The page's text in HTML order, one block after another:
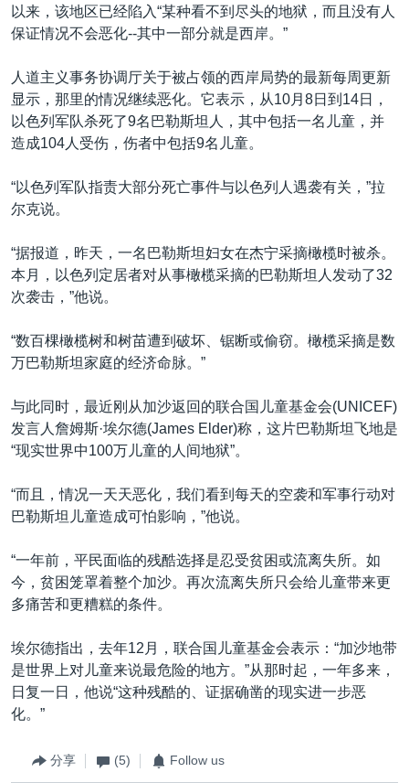
以来，该地区已经陷入“某种看不到尽头的地狱，而且没有人
保证情况不会恶化--其中一部分就是西岸。”
人道主义事务协调厅关于被占领的西岸局势的最新每周更新
显示，那里的情况继续恶化。它表示，从10月8日到14日，
以色列军队杀死了9名巴勒斯坦人，其中包括一名儿童，并
造成104人受伤，伤者中包括9名儿童。
“以色列军队指责大部分死亡事件与以色列人遇袭有关，”拉
尔克说。
“据报道，昨天，一名巴勒斯坦妇女在杰宁采摘橄榄时被杀。
本月，以色列定居者对从事橄榄采摘的巴勒斯坦人发动了32
次袭击，”他说。
“数百棵橄榄树和树苗遭到破坏、锯断或偷窃。橄榄采摘是数
万巴勒斯坦家庭的经济命脉。”
与此同时，最近刚从加沙返回的联合国儿童基金会(UNICEF)
发言人詹姆斯·埃尔德(James Elder)称，这片巴勒斯坦飞地是
“现实世界中100万儿童的人间地狱”。
“而且，情况一天天恶化，我们看到每天的空袭和军事行动对
巴勒斯坦儿童造成可怕影响，”他说。
“一年前，平民面临的残酷选择是忍受贫困或流离失所。如
今，贫困笼罩着整个加沙。再次流离失所只会给儿童带来更
多痛苦和更糟糕的条件。
埃尔德指出，去年12月，联合国儿童基金会表示：“加沙地带
是世界上对儿童来说最危险的地方。”从那时起，一年多来，
日复一日，他说“这种残酷的、证据确凿的现实进一步恶
化。”
分享 (5) Follow us